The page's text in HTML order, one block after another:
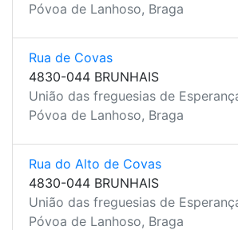
Póvoa de Lanhoso, Braga
Rua de Covas
4830-044 BRUNHAIS
União das freguesias de
Póvoa de Lanhoso, Braga
Rua do Alto de Covas
4830-044 BRUNHAIS
União das freguesias de
Póvoa de Lanhoso, Braga